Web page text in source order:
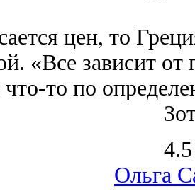
цен, то
«Все зависит
то по
Ольга